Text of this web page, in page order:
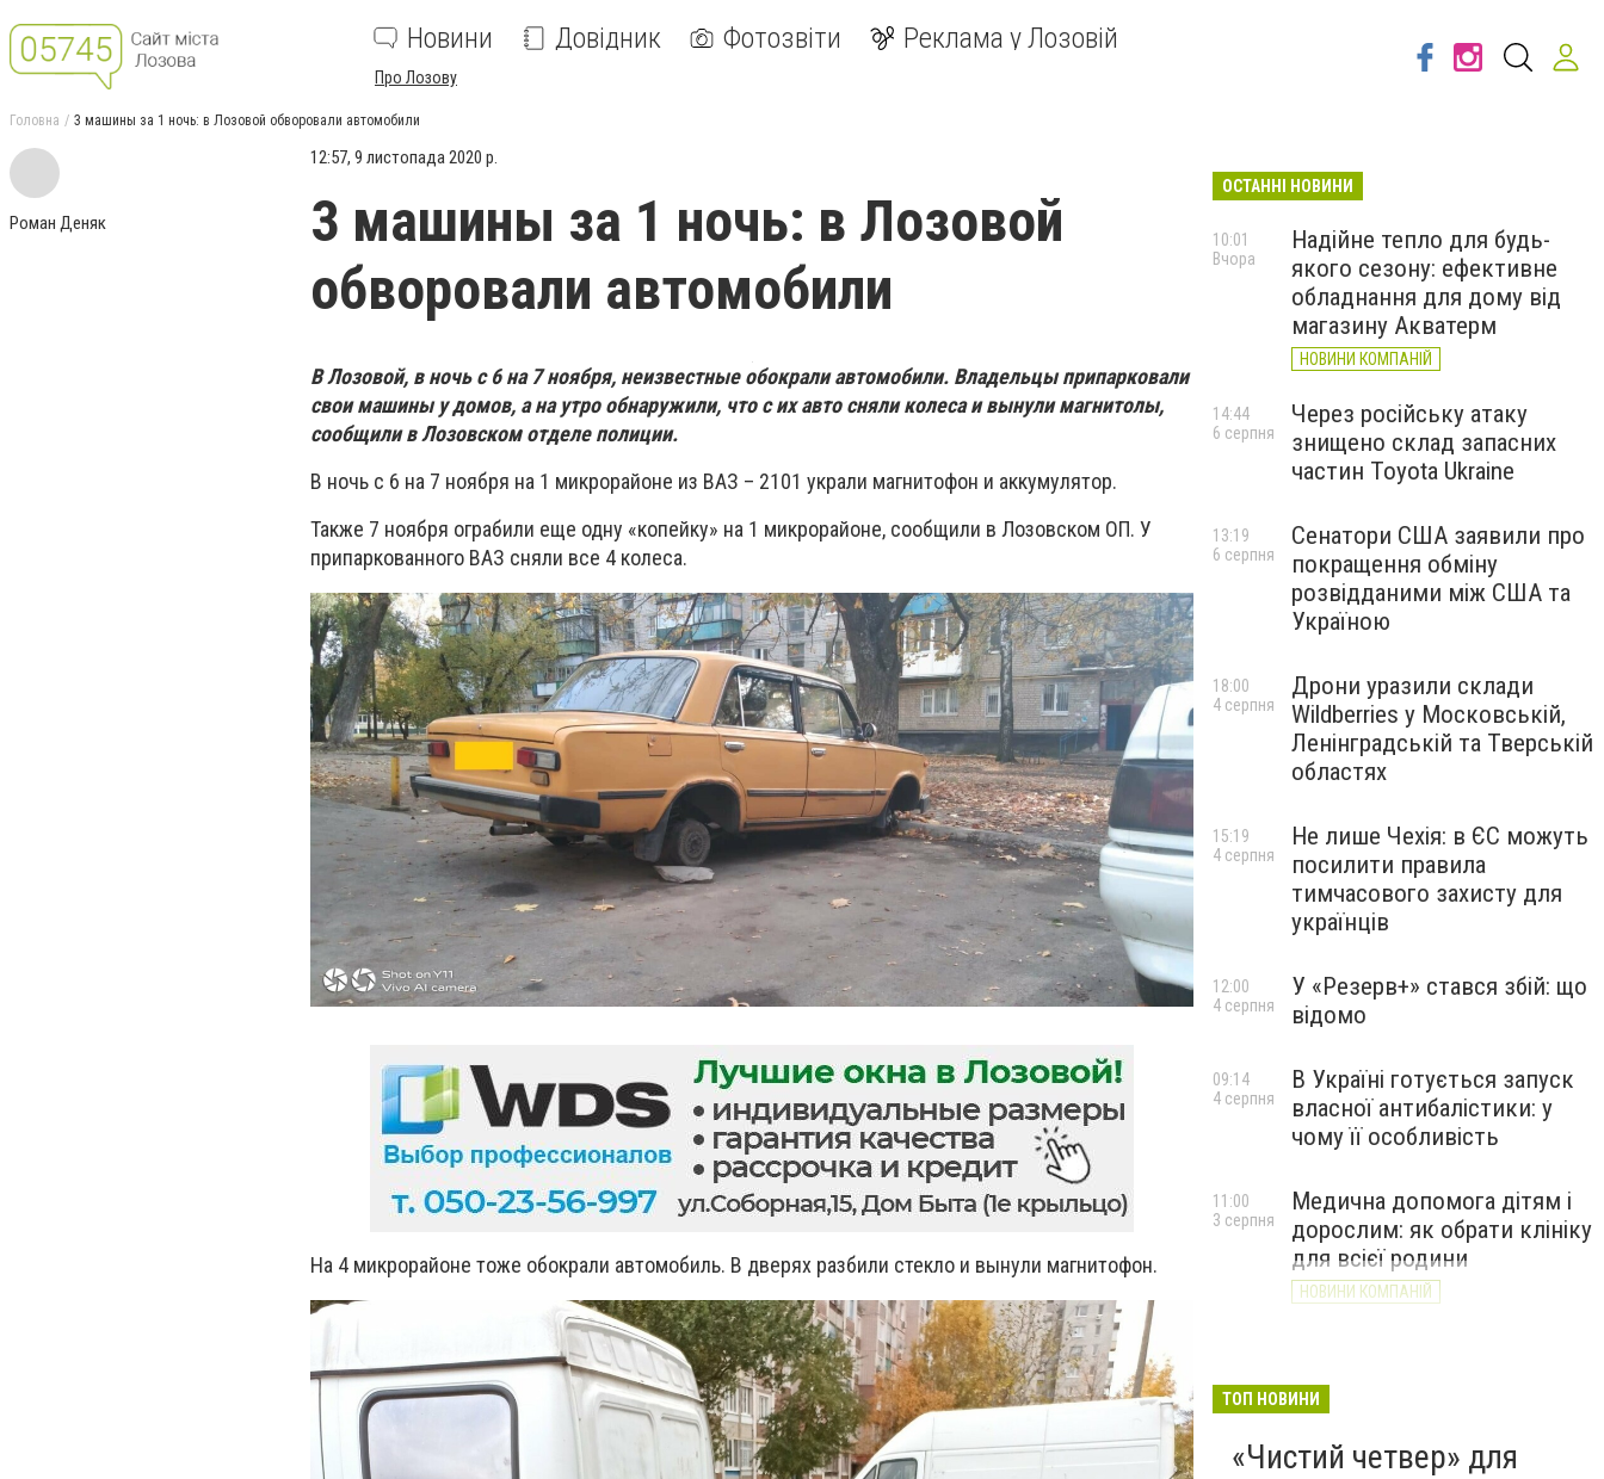
Новини Довідник Фотозвіти Реклама у Лозовій
Про Лозову
Головна 3 машины за 1 ночь: в Лозовой обворовали автомобили
Роман Деняк
12:57, 9 листопада 2020 р.
3 машины за 1 ночь: в Лозовой
обворовали автомобили
В Лозовой, в ночь с 6 на 7 ноября, неизвестные обокрали автомобили. Владельцы припарковали
свои машины у домов, а на утро обнаружили, что с их авто сняли колеса и вынули магнитолы,
сообщили в Лозовском отделе полиции.
В ночь с 6 на 7 ноября на 1 микрорайоне из ВАЗ – 2101 украли магнитофон и аккумулятор.
Также 7 ноября ограбили еще одну «копейку» на 1 микрорайоне, сообщили в Лозовском ОП. У
припаркованного ВАЗ сняли все 4 колеса.
На 4 микрорайоне тоже обокрали автомобиль. В дверях разбили стекло и вынули магнитофон.
ОСТАННІ НОВИНИ
Надійне тепло для будь-
якого сезону: ефективне
обладнання для дому від
магазину Акватерм
НОВИНИ КОМПАНІЙ
10:01
Вчора
Через російську атаку
знищено склад запасних
частин Toyota Ukraine
14:44
6 серпня
Сенатори США заявили про
покращення обміну
розвідданими між США та
Україною
13:19
6 серпня
Дрони уразили склади
Wildberries у Московській,
Ленінградській та Тверській
областях
18:00
4 серпня
Не лише Чехія: в ЄС можуть
посилити правила
тимчасового захисту для
українців
15:19
4 серпня
У «Резерв+» стався збій: що
відомо
12:00
4 серпня
В Україні готується запуск
власної антибалістики: у
чому її особливість
09:14
4 серпня
Медична допомога дітям і
дорослим: як обрати клініку
для всієї родини
НОВИНИ КОМПАНІЙ
11:00
3 серпня
ТОП НОВИНИ
«Чистий четвер» для